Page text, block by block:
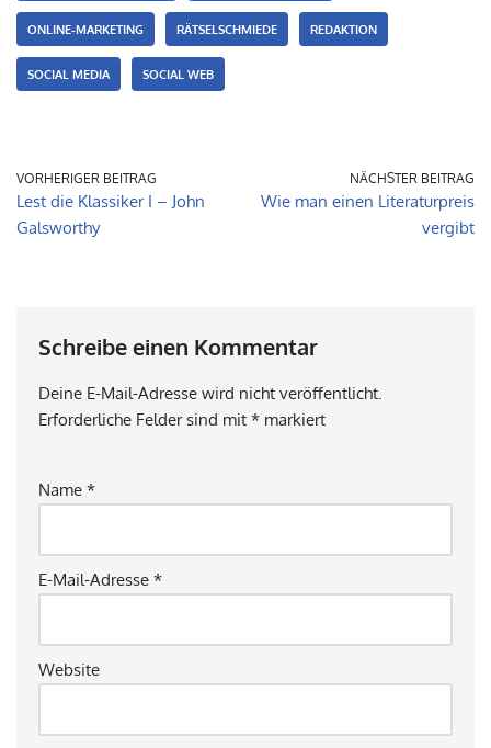
ONLINE-MARKETING RÄTSELSCHMIEDE REDAKTION
SOCIAL MEDIA SOCIAL WEB
VORHERIGER BEITRAG
Lest die Klassiker I – John
Galsworthy
NÄCHSTER BEITRAG
Wie man einen Literaturpreis
vergibt
Schreibe einen Kommentar
Deine E-Mail-Adresse wird nicht veröffentlicht.
Erforderliche Felder sind mit * markiert
Name *
E-Mail-Adresse *
Website